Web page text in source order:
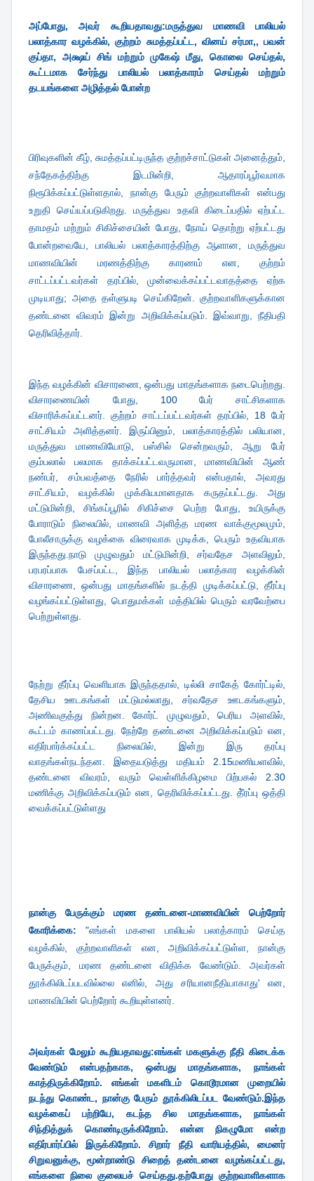
அப்போது, அவர் கூறியதாவது:மருத்துவ மாணவி பாலியல்
பலாத்கார வழக்கில், குற்றம் சுமத்தப்பட்ட, வினய் சர்மா,, பவன்
குப்தா, அக்ஷய் சிங் மற்றும் முகேஷ் மீது, கொலை செய்தல்,
கூட்டமாக சேர்ந்து பாலியல் பலாத்காரம் செய்தல் மற்றும்
தடயங்களை அழித்தல் போன்ற
பிரிவுகளின் கீழ், சுமத்தப்பட்டிருந்த குற்றச்சாட்டுகள் அனைத்தும்,
சந்தேகத்திற்கு இடமின்றி, ஆதாரப்பூர்வமாக
நிரூபிக்கப்பட்டுள்ளதால், நான்கு பேரும் குற்றவாளிகள் என்பது
உறுதி செய்யப்படுகிறது. மருத்துவ உதவி கிடைப்பதில் ஏற்பட்ட
தாமதம் மற்றும் சிகிச்சையின் போது, நோய் தொற்று ஏற்பட்டது
போன்றவையே, பாலியல் பலாத்காரத்திற்கு ஆளான, மருத்துவ
மாணவியின் மரணத்திற்கு காரணம் என, குற்றம்
சாட்டப்பட்டவர்கள் தரப்பில், முன்வைக்கப்பட்டவாதத்தை ஏற்க
முடியாது; அதை தள்ளுபடி செய்கிறேன். குற்றவாளிகளுக்கான
தண்டனை விவரம் இன்று அறிவிக்கப்படும். இவ்வாறு, நீதிபதி
தெரிவித்தார்.
இந்த வழக்கின் விசாரணை, ஒன்பது மாதங்களாக நடைபெற்றது.
விசாரணையின் போது, 100 பேர் சாட்சிகளாக
விசாரிக்கப்பட்டனர். குற்றம் சாட்டப்பட்டவர்கள் தரப்பில், 18 பேர்
சாட்சியம் அளித்தனர். இருப்பினும், பலாத்காரத்தில் பலியான,
மருத்துவ மாணவியோடு, பஸ்சில் சென்றவரும், ஆறு பேர்
கும்பலால் பலமாக தாக்கப்பட்டவருமான, மாணவியின் ஆண்
நண்பர், சம்பவத்தை நேரில் பார்த்தவர் என்பதால், அவரது
சாட்சியம், வழக்கில் முக்கியமானதாக கருதப்பட்டது. அது
மட்டுமின்றி, சிங்கப்பூரில் சிகிச்சை பெற்ற போது, உயிருக்கு
போராடும் நிலையில், மாணவி அளித்த மரண வாக்குமூலமும்,
போலீசாருக்கு வழக்கை விரைவாக முடிக்க, பெரும் உதவியாக
இருந்தது.நாடு முழுவதும் மட்டுமின்றி, சர்வதேச அளவிலும்,
பரபரப்பாக பேசப்பட்ட, இந்த பாலியல் பலாத்கார வழக்கின்
விசாரணை, ஒன்பது மாதங்களில் நடத்தி முடிக்கப்பட்டு, தீர்ப்பு
வழங்கப்பட்டுள்ளது, பொதுமக்கள் மத்தியில் பெரும் வரவேற்பை
பெற்றுள்ளது.
நேற்று தீர்ப்பு வெளியாக இருந்ததால், டில்லி சாகேத் கோர்ட்டில்,
தேசிய ஊடகங்கள் மட்டுமல்லாது, சர்வதேச ஊடகங்களும்,
அணிவகுத்து நின்றன. கோர்ட் முழுவதும், பெரிய அளவில்,
கூட்டம் காணப்பட்டது. நேற்றே தண்டனை அறிவிக்கப்படும் என,
எதிர்பார்க்கப்பட்ட நிலையில், இன்று இரு தரப்பு
வாதங்கள்நடந்தன. இதையடுத்து மதியம் 2.15மணியளவில்,
தண்டனை விவரம், வரும் வெள்ளிக்கிழமை பிற்‌பகல் 2.30
மணிக்கு அறிவிக்கப்படும் என, தெரிவிக்கப்பட்டது. தீ்ரப்பு ஒத்தி
வைக்கப்பட்டுள்ளது
நான்கு பேருக்கும் மரண தண்டனை-மாணவியின் பெற்றோர்
கோரிக்கை: "எங்கள் மகளை பாலியல் பலாத்காரம் செய்த
வழக்கில், குற்றவாளிகள் என, அறிவிக்கப்பட்டுள்ள, நான்கு
பேருக்கும், மரண தண்டனை விதிக்க வேண்டும். அவர்கள்
தூக்கிலிடப்படவில்லை எனில், அது சரியானநீதியாகாது' என,
மாணவியின் பெற்றோர் கூறியுள்ளனர்.
அவர்கள் மேலும் கூறியதாவது:எங்கள் மகளுக்கு நீதி கிடைக்க
வேண்டும் என்பதற்காக, ஒன்பது மாதங்களாக, நாங்கள்
காத்திருக்கிறோம். எங்கள் மகளிடம் கொடூரமான முறையில்
நடந்து கொண்ட, நான்கு பேரும் தூக்கிலிடப்பட வேண்டும்.இந்த
வழக்கைப் பற்றியே, கடந்த சில மாதங்களாக, நாங்கள்
சிந்தித்துக் கொண்டிருக்கிறோம். என்ன நிகழுமோ என்ற
எதிர்பார்ப்பில் இருக்கிறோம். சிறார் நீதி வாரியத்தில், மைனர்
சிறுவனுக்கு, மூன்றாண்டு சிறைத் தண்டனை வழங்கப்பட்டது,
எங்களை நிலை குலையச் செய்தது.தற்போது குற்றவாளிகளாக